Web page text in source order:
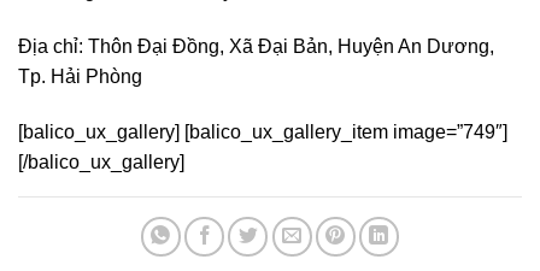
Địa chỉ: Thôn Đại Đồng, Xã Đại Bản, Huyện An Dương,
Tp. Hải Phòng
[balico_ux_gallery] [balico_ux_gallery_item image=”749″]
[/balico_ux_gallery]